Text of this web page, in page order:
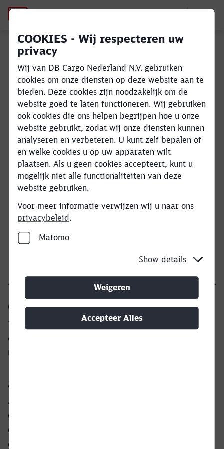
Certificaten
COOKIES - Wij respecteren uw
privacy
Wij van DB Cargo Nederland N.V. gebruiken
cookies om onze diensten op deze website aan te
bieden. Deze cookies zijn noodzakelijk om de
website goed te laten functioneren. Wij gebruiken
ook cookies die ons helpen begrijpen hoe u onze
website gebruikt, zodat wij onze diensten kunnen
analyseren en verbeteren. U kunt zelf bepalen of
en welke cookies u op uw apparaten wilt
plaatsen. Als u geen cookies accepteert, kunt u
mogelijk niet alle functionaliteiten van deze
website gebruiken.
Voor meer informatie verwijzen wij u naar ons
privacybeleid .
Matomo
Show details
Weigeren
Accepteer Alles
Kwaliteit,
Milieubescherming en
Veiligheid
Wij zijn gecertificeerd naar de volgende
normen:
ISO 9001:2015 - Quality Management
System
ISO 28000:2007 - Supply Chain Security
AEO - Authorized Economic Operator
SQAS - Assesment HQ
SQAS - Assessment Subsidiaries Kijfhoek
and Waalhaven
SQAS - Assessment Subsidiaries Chemelot
Onze dienst voor jou
Transportaanvraag
eServices
Laatste nieuws
Algemene Informatie
Algemene Voorwaarden
Certificaten
Compliance
Colofon
Would you like to be forwarded to?